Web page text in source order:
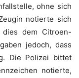
ohne sich
notierte sich
dies dem Citroen-
jedoch, dass
Die Polizei bittet
notierte,